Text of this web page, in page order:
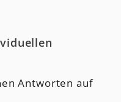
Antworten auf